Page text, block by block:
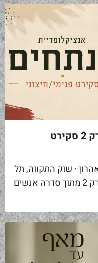
אנציקלופדיית הנתחים · פרק 2 סקירט
· שוק התקווה, תל
אביב אנציקלופדיית הנתחים · פרק 2 מתוך סדרה אנשים
שאלה ראשונה...